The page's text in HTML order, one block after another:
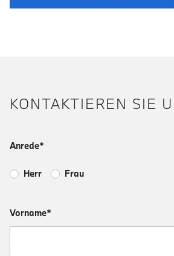
KONTAKTIEREN SIE
Anrede*
Herr Frau
Vorname*